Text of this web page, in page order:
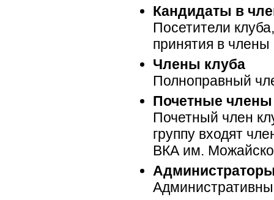
Кандидаты в
Посетители
принятия в члены
Члены клуба
Полноправный
Почетные члены
Почетный член
группу входят
ВКА им.